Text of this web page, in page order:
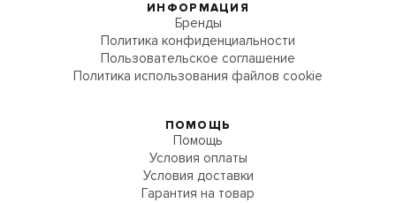
ИНФОРМАЦИЯ
Бренды
Политика конфиденциальности
Пользовательское соглашение
Политика использования файлов cookie
ПОМОЩЬ
Помощь
Условия оплаты
Условия доставки
Гарантия на товар